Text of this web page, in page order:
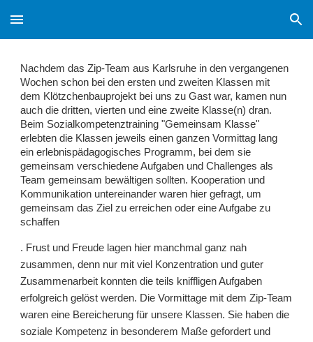
Skip to main content Skip to navigation
Nachdem das Zip-Team aus Karlsruhe in den vergangenen
Wochen schon bei den ersten und zweiten Klassen mit
dem Klötzchenbauprojekt bei uns zu Gast war, kamen nun
auch die dritten, vierten und eine zweite Klasse(n) dran.
Beim Sozialkompetenztraining "Gemeinsam Klasse"
erlebten die Klassen jeweils einen ganzen Vormittag lang
ein erlebnispädagogisches Programm, bei dem sie
gemeinsam verschiedene Aufgaben und Challenges als
Team gemeinsam bewältigen sollten. Kooperation und
Kommunikation untereinander waren hier gefragt, um
gemeinsam das Ziel zu erreichen oder eine Aufgabe zu
schaffen
. Frust und Freude lagen hier manchmal ganz nah
zusammen, denn nur mit viel Konzentration und guter
Zusammenarbeit konnten die teils kniffligen Aufgaben
erfolgreich gelöst werden. Die Vormittage mit dem Zip-Team
waren eine Bereicherung für unsere Klassen. Sie haben die
soziale Kompetenz in besonderem Maße gefordert und